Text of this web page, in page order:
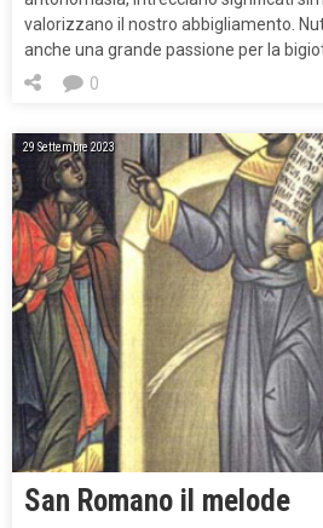
valorizzano il nostro abbigliamento.
anche una grande passione per la
0
29 Settembre 2023
San Romano il melode